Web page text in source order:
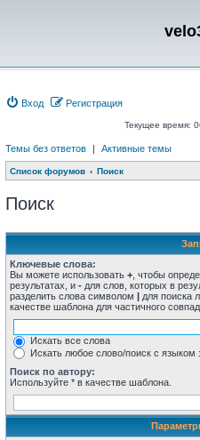
Вход Регистрация
Текущее время:
Темы без ответов | Активные темы
Список форумов Поиск
Поиск
Ключевые слова:
Вы можете использовать + , чтобы
результатах, и - для слов, которых в
разделить слова символом | для поиска
качестве шаблона для частичного
Искать все слова
Искать любое слово/поиск с языком
Поиск по автору:
Используйте * в качестве шаблона.